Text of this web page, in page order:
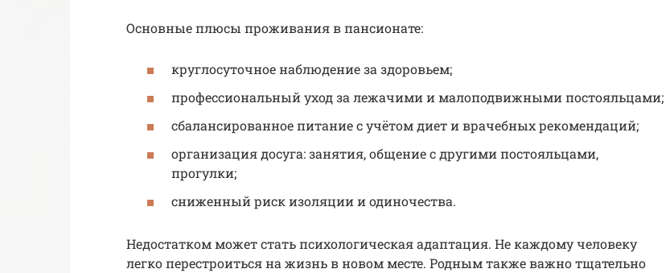
Основные плюсы проживания в пансионате:
круглосуточное наблюдение за здоровьем;
профессиональный уход за лежачими и малоподвижными постояльцами;
сбалансированное питание с учётом диет и врачебных рекомендаций;
организация досуга: занятия, общение с другими постояльцами,
прогулки;
сниженный риск изоляции и одиночества.
Недостатком может стать психологическая адаптация. Не каждому человеку
легко перестроиться на жизнь в новом месте. Родным также важно тщательно